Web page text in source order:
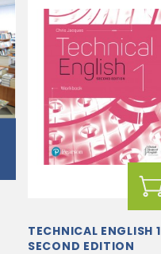
TECHNICAL ENGLISH 1
SECOND EDITION